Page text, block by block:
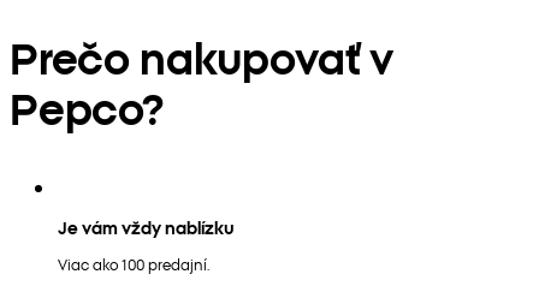
Prečo nakupovať v
Pepco?
Je vám vždy nablízku
Viac ako 100 predajní.